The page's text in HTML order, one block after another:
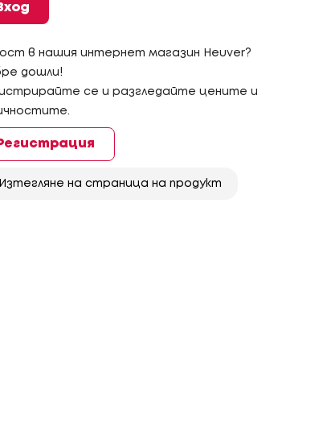
в нашия интернет магазин Heuver?
дошли!
се и разгледайте цените и
Регистрация
Изтегляне на страница на продукт